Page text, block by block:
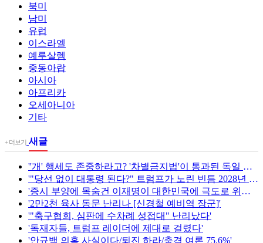
북미
남미
유럽
이스라엘
예루살렘
중동아랍
아시아
아프리카
오세아니아
기타
+ 더보기 새글
''개' 행세도 존중하라고? '차별금지법'이 통과된 독일 베를린의 실제상황. "
'"당선 없이 대통령 된다?" 트럼프가 노린 빈틈 2028년 대선판 흔들리나 | 2부(426회)'
'증시 부양에 목숨건 이재명이 대한민국에 극도로 위험한 이유 - 이준우의 이슈있슈 [이것이 뉴스다]'
'2만2천 육사 동문 난리나 [신경철 예비역 장군]'
'"축구협회, 심판에 수차례 성접대" 난리났다'
'독재자들, 트럼프 레이더에 제대로 걸렸다'
'안규백 의혹 사실이다/퇴진 하라/충격 여론 75.6%'